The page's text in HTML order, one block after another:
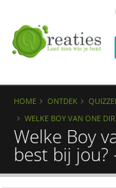
HOME ONTDEK
WELKE BOY VAN ONE
Welke Boy
best bij